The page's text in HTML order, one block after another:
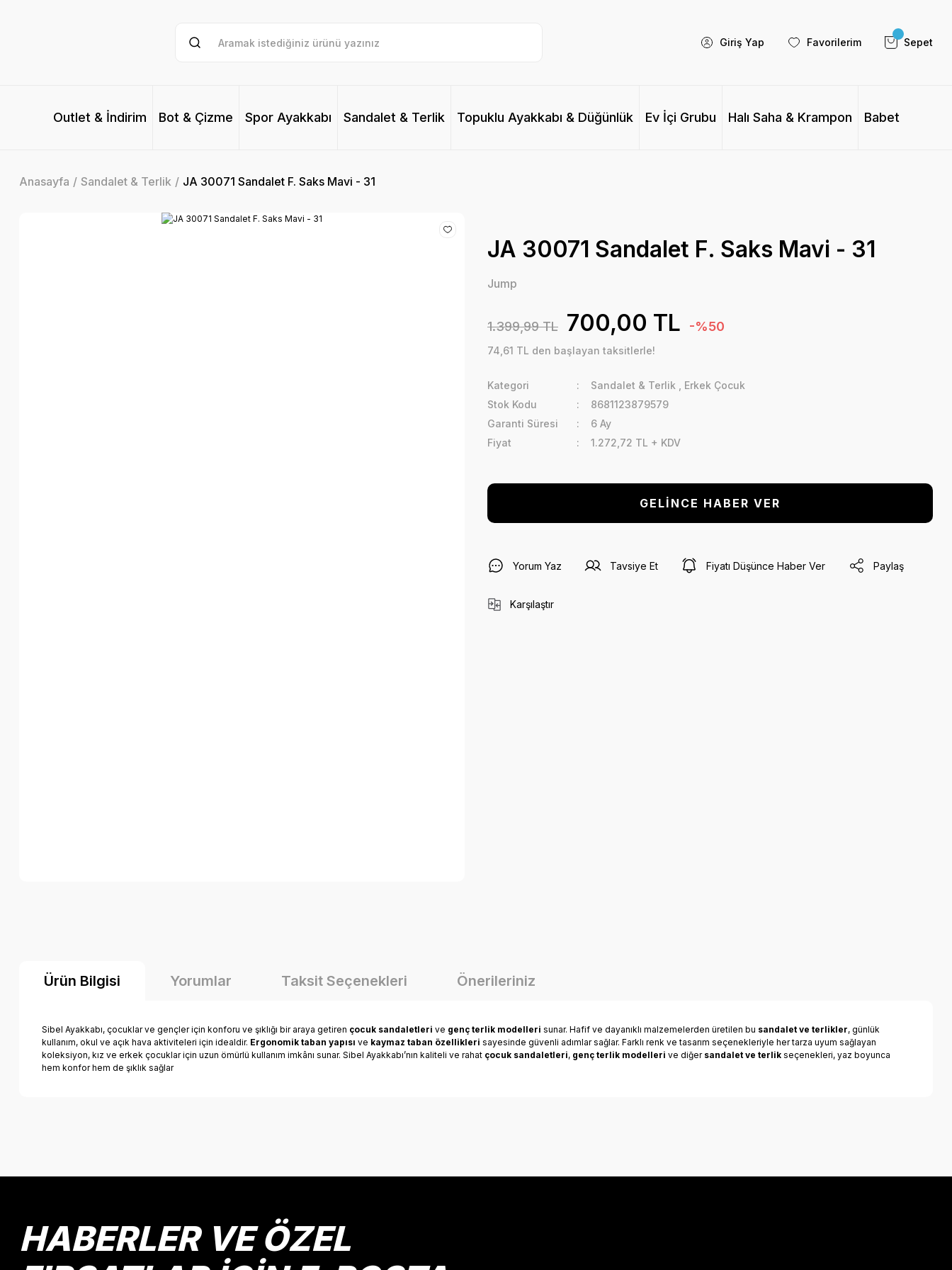
Giriş Yap Favorilerim Sepet
Outlet & İndirim Bot & Çizme Spor Ayakkabı Sandalet & Terlik Topuklu Ayakkabı & Düğünlük Ev İçi Grubu Halı Saha & Krampon Babet
Anasayfa Sandalet & Terlik JA 30071 Sandalet F. Saks Mavi - 31
JA 30071 Sandalet F. Saks Mavi - 31
Jump
1.399,99 TL 700,00 TL -%50
74,61 TL den başlayan taksitlerle!
Kategori Sandalet & Terlik
Erkek Çocuk
Stok Kodu
8681123879579
Garanti Süresi
6 Ay
Fiyat
1.272,72 TL + KDV
GELİNCE HABER VER
Yorum Yaz Tavsiye Et Fiyatı Düşünce Haber Ver Paylaş
Karşılaştır
Ürün Bilgisi Yorumlar Taksit Seçenekleri Önerileriniz
Sibel Ayakkabı, çocuklar ve gençler için konforu ve şıklığı bir araya getiren çocuk sandaletleri ve genç terlik modelleri sunar. Hafif ve dayanıklı malzemelerden üretilen bu sandalet ve terlikler, günlük
kullanım, okul ve açık hava aktiviteleri için idealdir. Ergonomik taban yapısı ve kaymaz taban özellikleri sayesinde güvenli adımlar sağlar. Farklı renk ve tasarım seçenekleriyle her tarza uyum sağlayan
koleksiyon, kız ve erkek çocuklar için uzun ömürlü kullanım imkânı sunar. Sibel Ayakkabı’nın kaliteli ve rahat çocuk sandaletleri, genç terlik modelleri ve diğer sandalet ve terlik seçenekleri, yaz boyunca
hem konfor hem de şıklık sağlar
Ürün resmi kalitesiz, bozuk veya görüntülenemiyor.
Ürün fiyatı diğer sitelerden daha pahalı.
Bu ürüne benzer farklı alternatifler olmalı.
HABERLER VE ÖZEL